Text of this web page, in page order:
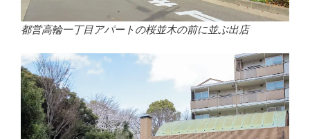
都営高輪一丁目アパートの桜並木の前に並ぶ出店